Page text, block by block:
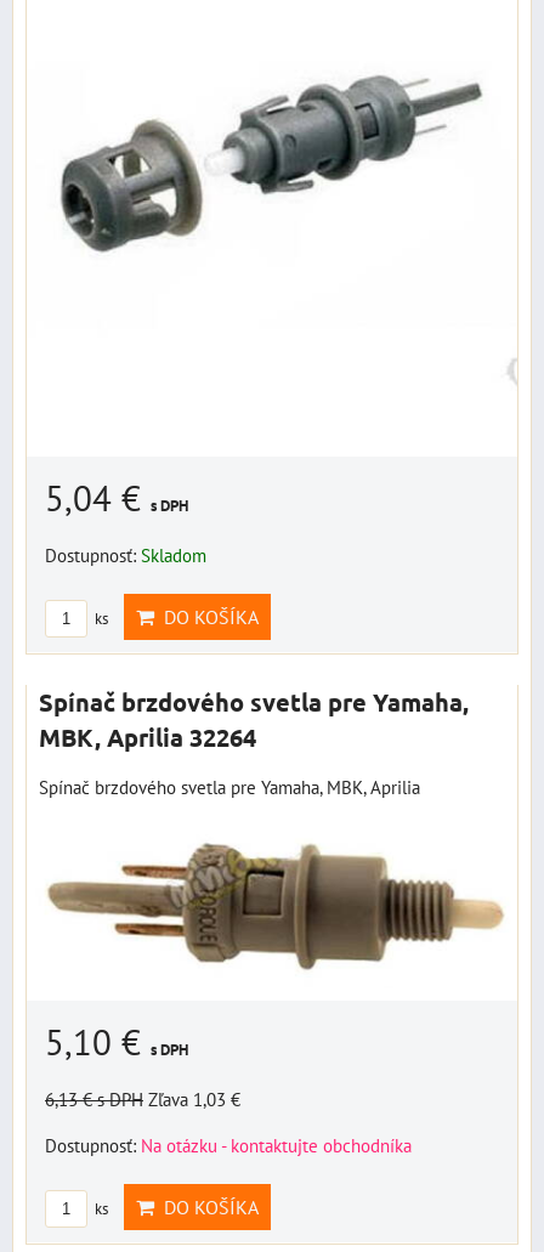
5,04 € s DPH
Dostupnosť: Skladom
ks DO KOŠÍKA
Spínač brzdového svetla pre Yamaha,
MBK, Aprilia 32264
Spínač brzdového svetla pre Yamaha, MBK, Aprilia
5,10 € s DPH
6,13 €s DPH Zľava 1,03 €
Dostupnosť: Na otázku - kontaktujte obchodníka
ks DO KOŠÍKA